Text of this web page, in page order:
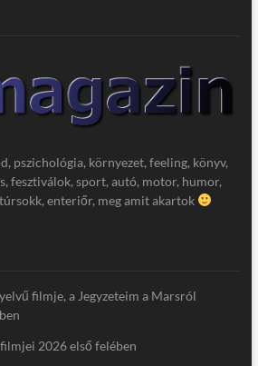
pszichológia, környezet, feeling, könyv,
fesztiválok, sport, autó, motor, humor,
enteriőr, meg amit akartok
filmje, a Jegyzeteim a Marsról
2026 első felében